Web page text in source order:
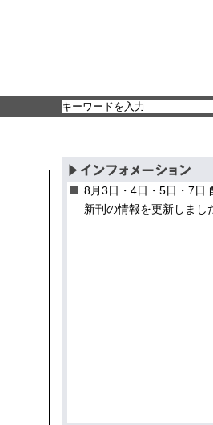
8月3日・4日・5日・7日
新刊の情報を更新しまし